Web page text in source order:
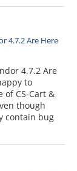
4.7.2 Are Here
4.7.2 Are
to
of CS-Cart &
though
contain bug